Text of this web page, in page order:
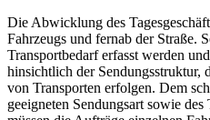
Die Abwicklung des
Fahrzeugs und fernab der Straße.
Transportbedarf erfasst werden
hinsichtlich der Sendungsstruktur,
von Transporten erfolgen. Dem
geeigneten Sendungsart sowie